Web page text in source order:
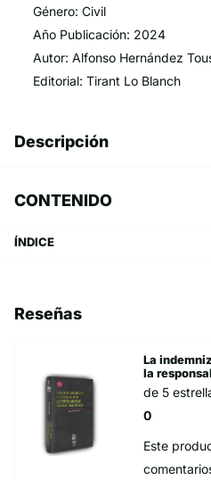
Género: Civil
Año Publicación: 2024
Autor: Alfonso Hernández
Editorial: Tirant Lo Blanch
Descripción
CONTENIDO
ÍNDICE
Reseñas
La
la
0
de 5
Este